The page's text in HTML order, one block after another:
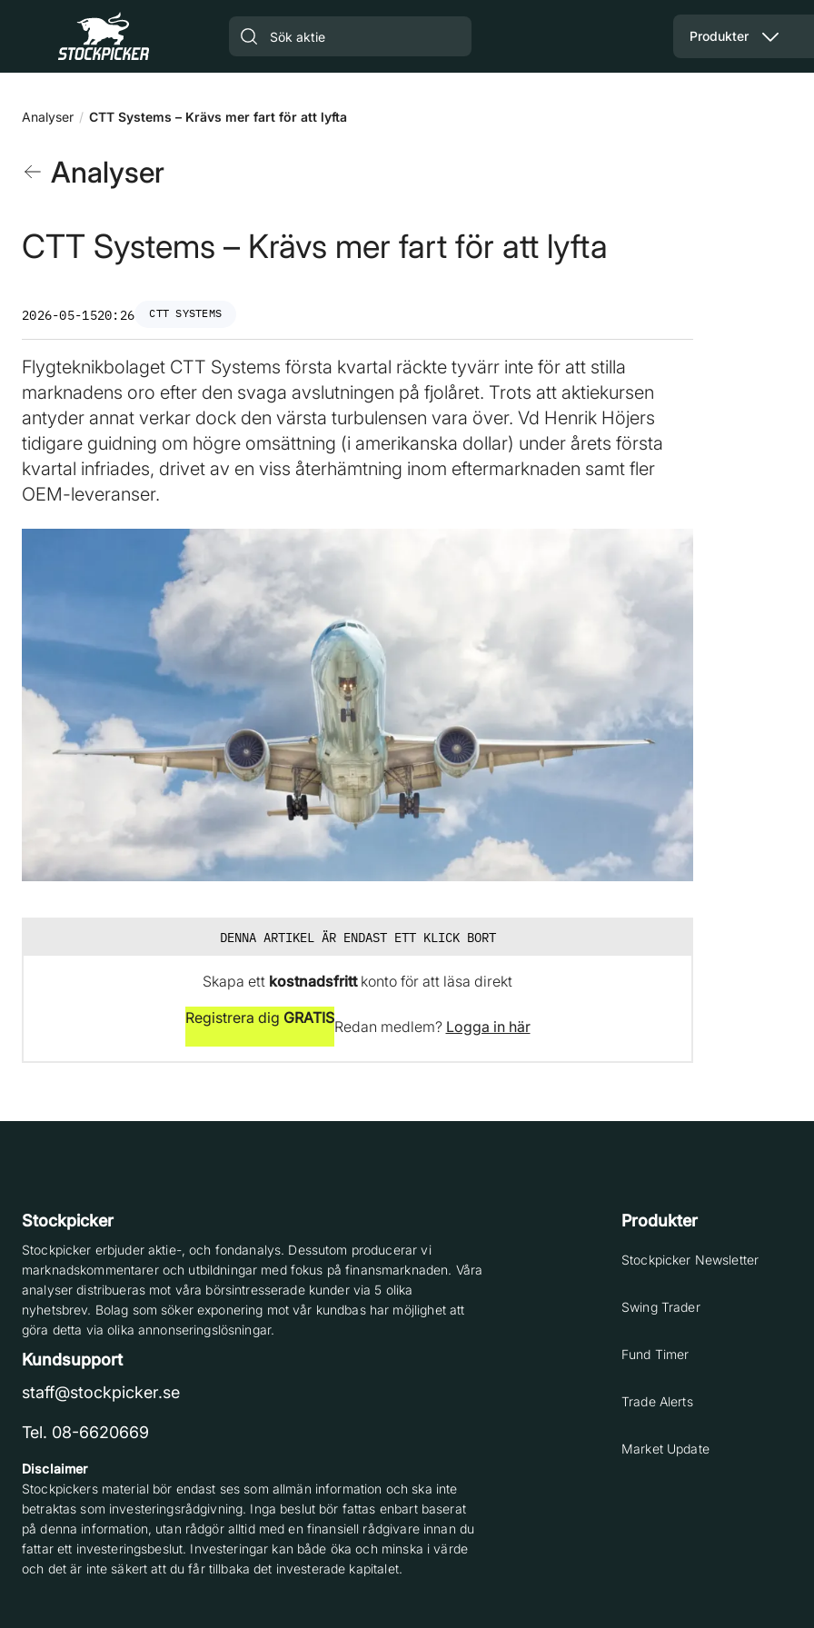
Gå till huvudinnehåll
Produkter
Analyser CTT Systems – Krävs mer fart för att lyfta
Analyser
CTT Systems – Krävs mer fart för att lyfta
2026-05-1520:26 CTT SYSTEMS
Flygteknikbolaget CTT Systems första kvartal räckte tyvärr inte för att stilla
marknadens oro efter den svaga avslutningen på fjolåret. Trots att aktiekursen
antyder annat verkar dock den värsta turbulensen vara över. Vd Henrik Höjers
tidigare guidning om högre omsättning (i amerikanska dollar) under årets första
kvartal infriades, drivet av en viss återhämtning inom eftermarknaden samt fler
OEM-leveranser.
DENNA ARTIKEL ÄR ENDAST ETT KLICK BORT
Skapa ett kostnadsfrittkonto för att läsa direkt
Registrera dig GRATISRedan medlem? Logga in här
Stockpicker
Stockpicker erbjuder aktie-, och fondanalys. Dessutom producerar vi
marknadskommentarer och utbildningar med fokus på finansmarknaden. Våra
analyser distribueras mot våra börsintresserade kunder via 5 olika
nyhetsbrev. Bolag som söker exponering mot vår kundbas har möjlighet att
göra detta via olika annonseringslösningar.
Kundsupport
staff@stockpicker.se
Tel. 08-6620669
Disclaimer
Stockpickers material bör endast ses som allmän information och ska inte
betraktas som investeringsrådgivning. Inga beslut bör fattas enbart baserat
på denna information, utan rådgör alltid med en finansiell rådgivare innan du
fattar ett investeringsbeslut. Investeringar kan både öka och minska i värde
och det är inte säkert att du får tillbaka det investerade kapitalet.
Produkter
Stockpicker Newsletter
Swing Trader
Fund Timer
Trade Alerts
Market Update